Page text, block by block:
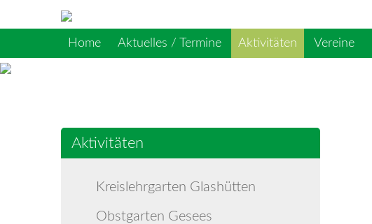
Home Aktuelles / Termine Aktivitäten Vereine
Aktivitäten
Kreislehrgarten Glashütten
Obstgarten Gesees